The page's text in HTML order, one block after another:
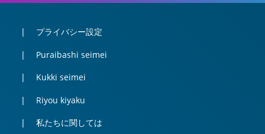
プライバシー設定
Puraibashi seimei
Kukki seimei
Riyou kiyaku
私たちに関しては